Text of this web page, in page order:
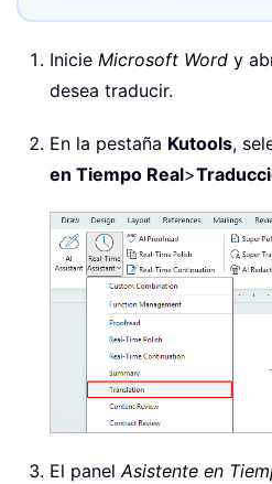
Inicie Microsoft Word y
desea traducir.
En la pestaña Kutools,
en Tiempo Real>
El panel Asistente en